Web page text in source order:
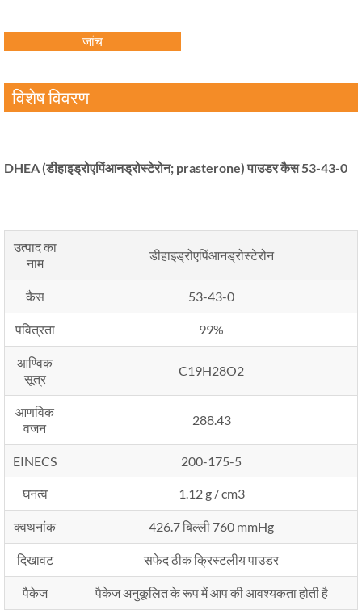
जांच
विशेष विवरण
DHEA (डीहाइड्रोएपिंआनड्रोस्टेरोन; prasterone) पाउडर कैस 53-43-0
उत्पाद का
नाम
डीहाइड्रोएपिंआनड्रोस्टेरोन
कैस 53-43-0
पवित्रता 99%
आण्विक
सूत्र
C19H28O2
आणविक
वजन
288.43
EINECS 200-175-5
घनत्व 1.12 g / cm3
क्वथनांक 426.7 बिल्ली 760 mmHg
दिखावट सफेद ठीक क्रिस्टलीय पाउडर
पैकेज पैकेज अनुकूलित के रूप में आप की आवश्यकता होती है